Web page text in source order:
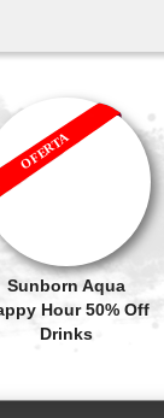
Sunborn Aqua
Hour 50% Off
Drinks
OFERTA